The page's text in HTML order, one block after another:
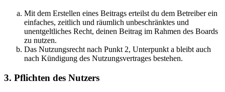
Mit dem Erstellen eines Beitrags erteilst du dem Betreiber ein
einfaches, zeitlich und räumlich unbeschränktes und
unentgeltliches Recht, deinen Beitrag im Rahmen des Boards
zu nutzen.
Das Nutzungsrecht nach Punkt 2, Unterpunkt a bleibt auch
nach Kündigung des Nutzungsvertrages bestehen.
3. Pflichten des Nutzers